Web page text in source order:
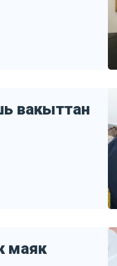
вакыттан
маяк